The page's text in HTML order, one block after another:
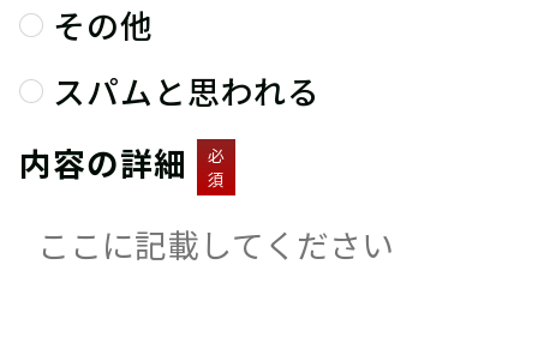
その他
スパムと思われる
内容の詳細
必
須